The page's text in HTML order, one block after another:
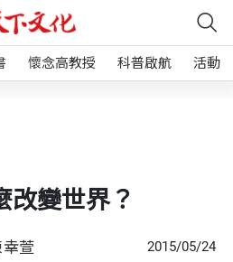
懷念高教授 科普啟航 活動
改變世界？
幸萱 2015/05/24